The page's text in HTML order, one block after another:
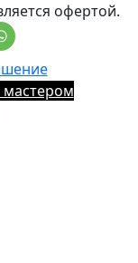
офертой.
мастером